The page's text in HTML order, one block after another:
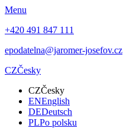
Menu
+420 491 847 111
epodatelna@jaromer-josefov.cz
CZČesky
CZČesky
ENEnglish
DEDeutsch
PLPo polsku